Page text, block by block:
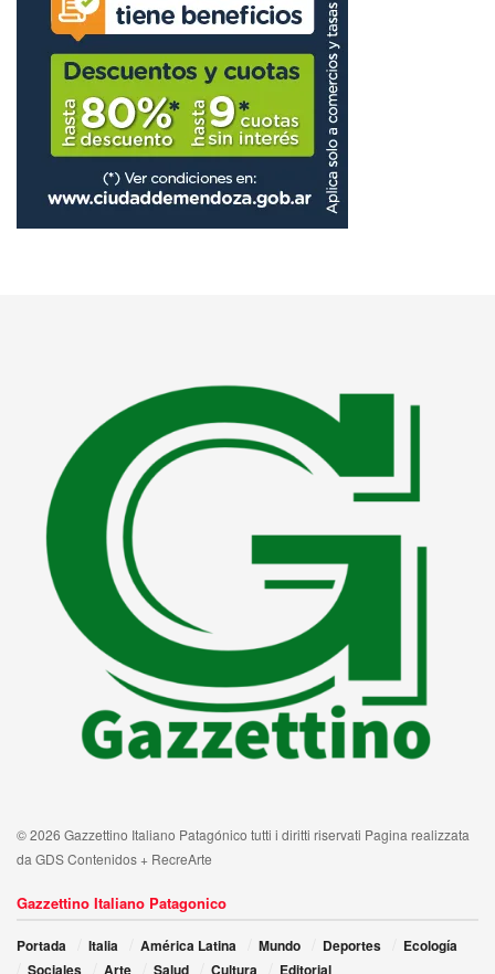
© 2026 Gazzettino Italiano Patagónico tutti i diritti riservati Pagina realizzata
da GDS Contenidos + RecreArte
Gazzettino Italiano Patagonico
Portada Italia América Latina Mundo Deportes
Ecología
Sociales
Arte Salud Cultura Editorial